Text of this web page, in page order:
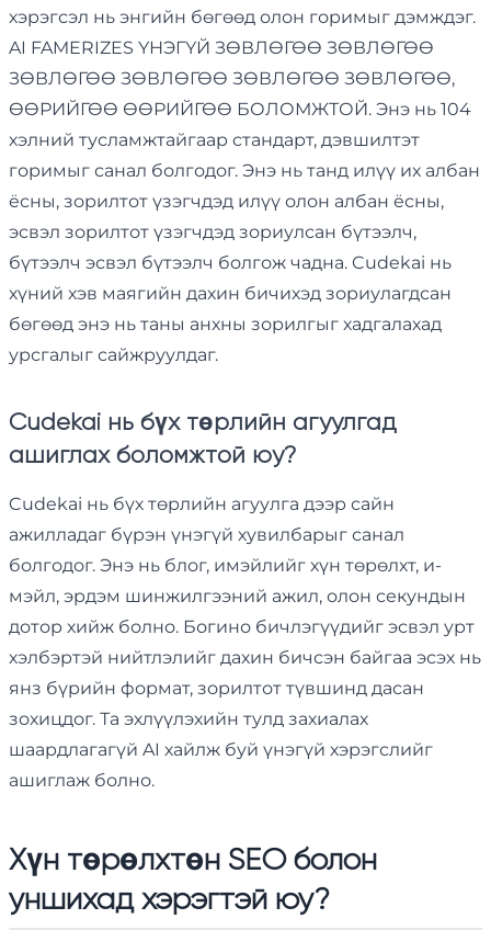
хэрэгсэл нь энгийн бөгөөд олон горимыг дэмждэг.
AI FAMERIZES ҮНЭГҮЙ ЗӨВЛӨГӨӨ ЗӨВЛӨГӨӨ
ЗӨВЛӨГӨӨ ЗӨВЛӨГӨӨ ЗӨВЛӨГӨӨ ЗӨВЛӨГӨӨ,
ӨӨРИЙГӨӨ ӨӨРИЙГӨӨ БОЛОМЖТОЙ. Энэ нь 104
хэлний тусламжтайгаар стандарт, дэвшилтэт
горимыг санал болгодог. Энэ нь танд илүү их албан
ёсны, зорилтот үзэгчдэд илүү олон албан ёсны,
эсвэл зорилтот үзэгчдэд зориулсан бүтээлч,
бүтээлч эсвэл бүтээлч болгож чадна. Cudekai нь
хүний хэв маягийн дахин бичихэд зориулагдсан
бөгөөд энэ нь таны анхны зорилгыг хадгалахад
урсгалыг сайжруулдаг.
Cudekai нь бүх төрлийн агуулгад
ашиглах боломжтой юу?
Cudekai нь бүх төрлийн агуулга дээр сайн
ажилладаг бүрэн үнэгүй хувилбарыг санал
болгодог. Энэ нь блог, имэйлийг хүн төрөлхт, и-
мэйл, эрдэм шинжилгээний ажил, олон секундын
дотор хийж болно. Богино бичлэгүүдийг эсвэл урт
хэлбэртэй нийтлэлийг дахин бичсэн байгаа эсэх нь
янз бүрийн формат, зорилтот түвшинд дасан
зохицдог. Та эхлүүлэхийн тулд захиалах
шаардлагагүй AI хайлж буй үнэгүй хэрэгслийг
ашиглаж болно.
Хүн төрөлхтөн SEO болон
уншихад хэрэгтэй юу?